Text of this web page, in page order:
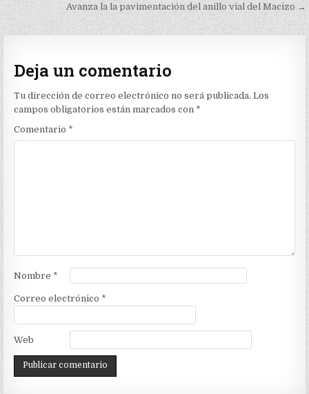
Avanza la la pavimentación del anillo vial del Macizo →
Deja un comentario
Tu dirección de correo electrónico no será publicada. Los
campos obligatorios están marcados con *
Comentario *
Nombre *
Correo electrónico *
Web